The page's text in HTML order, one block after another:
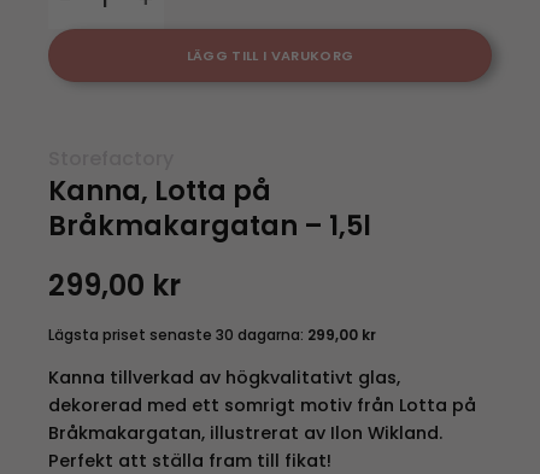
LÄGG TILL I VARUKORG
Kanna, Lotta på
Bråkmakargatan – 1,5l
299,00 kr
Lägsta priset senaste 30 dagarna: 299,00 kr
Kanna tillverkad av högkvalitativt glas,
dekorerad med ett somrigt motiv från Lotta på
Bråkmakargatan, illustrerat av Ilon Wikland.
Perfekt att ställa fram till fikat!